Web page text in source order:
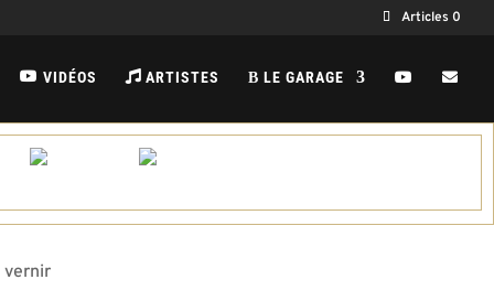
Articles 0
VIDÉOS ARTISTES B LE GARAGE
vernir